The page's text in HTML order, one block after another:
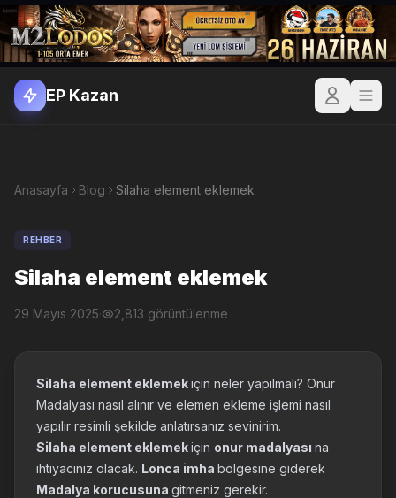
EP Kazan
Anasayfa Blog Silaha element eklemek
REHBER
Silaha element eklemek
29 Mayıs 2025· 2,813 görüntülenme
Silaha element eklemekiçin neler yapılmalı? Onur
Madalyası nasıl alınır ve elemen ekleme işlemi nasıl
yapılır resimli şekilde anlatırsanız sevinirim.
Silaha element eklemekiçin onur madalyası na
ihtiyacınız olacak. Lonca imha bölgesine giderek
Madalya korucusuna gitmeniz gerekir.